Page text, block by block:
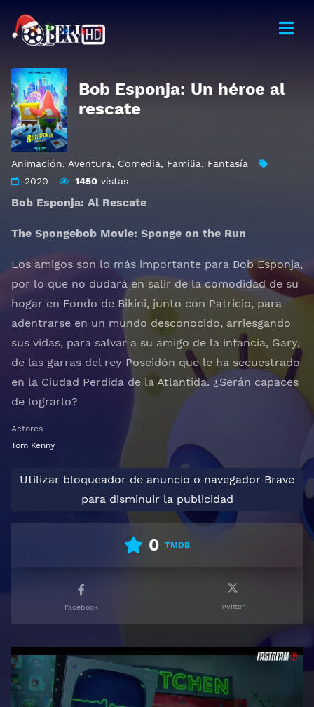
Bob Esponja: Un héroe al
rescate
Animación, Aventura, Comedia, Familia, Fantasía
2020
1450 vistas
Bob Esponja: Al Rescate
The Spongebob Movie: Sponge on the Run
Los amigos son lo más importante para Bob Esponja,
por lo que no dudará en salir de la comodidad de su
hogar en Fondo de Bikini, junto con Patricio, para
adentrarse en un mundo desconocido, arriesgando
sus vidas, para salvar a su amigo de la infancia, Gary,
de las garras del rey Poseidón que le ha secuestrado
en la Ciudad Perdida de la Atlantida. ¿Serán capaces
de lograrlo?
Actores
Tom Kenny
Utilizar bloqueador de anuncio o navegador Brave
para disminuir la publicidad
0 TMDB
Facebook Twitter